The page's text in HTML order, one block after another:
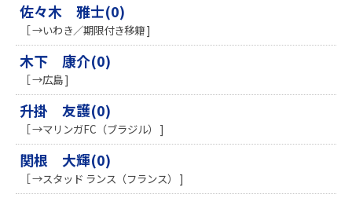
佐々木 雅士(0)
［ →いわき／期限付き移籍 ]
木下 康介(0)
［ →広島 ]
升掛 友護(0)
［ →マリンガFC（ブラジル） ]
関根 大輝(0)
［ →スタッド ランス（フランス） ]